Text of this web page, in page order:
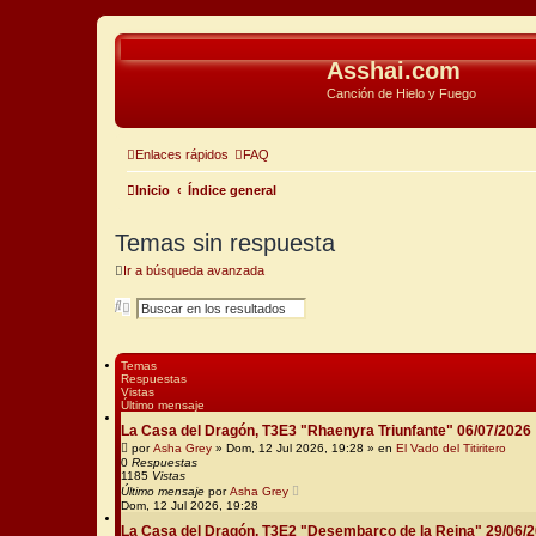
Asshai.com
Canción de Hielo y Fuego
Enlaces rápidos FAQ
Inicio Índice general
Temas sin respuesta
Ir a búsqueda avanzada
B
u
a
r
ú
u
e
d
a
v
a
n
z
a
d
Temas
Respuestas
Vistas
Último mensaje
La Casa del Dragón, T3E3 "Rhaenyra Triunfante" 06/07/2026
porAsha Grey » Dom, 12 Jul 2026, 19:28 » en El Vado del Titiritero
0 Respuestas
1185 Vistas
Último mensaje porAsha Grey
Dom, 12 Jul 2026, 19:28
La Casa del Dragón, T3E2 "Desembarco de la Reina" 29/06/